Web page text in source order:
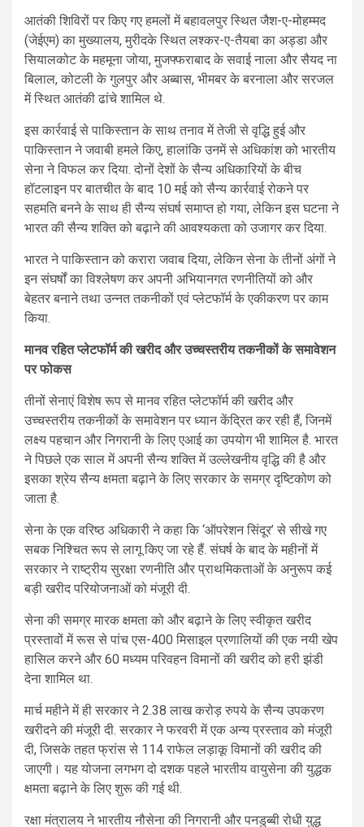
आतंकी शिविरों पर किए गए हमलों में बहावलपुर स्थित जैश-ए-मोहम्मद
(जेईएम) का मुख्यालय, मुरीदके स्थित लश्कर-ए-तैयबा का अड्डा और
सियालकोट के महमूना जोया, मुजफ्फराबाद के सवाई नाला और सैयद ना
बिलाल, कोटली के गुलपुर और अब्बास, भीमबर के बरनाला और सरजल
में स्थित आतंकी ढांचे शामिल थे.
इस कार्रवाई से पाकिस्तान के साथ तनाव में तेजी से वृद्धि हुई और
पाकिस्तान ने जवाबी हमले किए, हालांकि उनमें से अधिकांश को भारतीय
सेना ने विफल कर दिया. दोनों देशों के सैन्य अधिकारियों के बीच
हॉटलाइन पर बातचीत के बाद 10 मई को सैन्य कार्रवाई रोकने पर
सहमति बनने के साथ ही सैन्य संघर्ष समाप्त हो गया, लेकिन इस घटना ने
भारत की सैन्य शक्ति को बढ़ाने की आवश्यकता को उजागर कर दिया.
भारत ने पाकिस्तान को करारा जवाब दिया, लेकिन सेना के तीनों अंगों ने
इन संघर्षों का विश्लेषण कर अपनी अभियानगत रणनीतियों को और
बेहतर बनाने तथा उन्नत तकनीकों एवं प्लेटफॉर्म के एकीकरण पर काम
किया.
मानव रहित प्लेटफॉर्म की खरीद और उच्चस्तरीय तकनीकों के समावेशन
पर फोकस
तीनों सेनाएं विशेष रूप से मानव रहित प्लेटफॉर्म की खरीद और
उच्चस्तरीय तकनीकों के समावेशन पर ध्यान केंद्रित कर रही हैं, जिनमें
लक्ष्य पहचान और निगरानी के लिए एआई का उपयोग भी शामिल है. भारत
ने पिछले एक साल में अपनी सैन्य शक्ति में उल्लेखनीय वृद्धि की है और
इसका श्रेय सैन्य क्षमता बढ़ाने के लिए सरकार के समग्र दृष्टिकोण को
जाता है.
सेना के एक वरिष्ठ अधिकारी ने कहा कि ‘ऑपरेशन सिंदूर’ से सीखे गए
सबक निश्चित रूप से लागू किए जा रहे हैं. संघर्ष के बाद के महीनों में
सरकार ने राष्ट्रीय सुरक्षा रणनीति और प्राथमिकताओं के अनुरूप कई
बड़ी खरीद परियोजनाओं को मंजूरी दी.
सेना की समग्र मारक क्षमता को और बढ़ाने के लिए स्वीकृत खरीद
प्रस्तावों में रूस से पांच एस-400 मिसाइल प्रणालियों की एक नयी खेप
हासिल करने और 60 मध्यम परिवहन विमानों की खरीद को हरी झंडी
देना शामिल था.
मार्च महीने में ही सरकार ने 2.38 लाख करोड़ रुपये के सैन्य उपकरण
खरीदने की मंजूरी दी. सरकार ने फरवरी में एक अन्य प्रस्ताव को मंजूरी
दी, जिसके तहत फ्रांस से 114 राफेल लड़ाकू विमानों की खरीद की
जाएगी। यह योजना लगभग दो दशक पहले भारतीय वायुसेना की युद्धक
क्षमता बढ़ाने के लिए शुरू की गई थी.
रक्षा मंत्रालय ने भारतीय नौसेना की निगरानी और पनडुब्बी रोधी युद्ध